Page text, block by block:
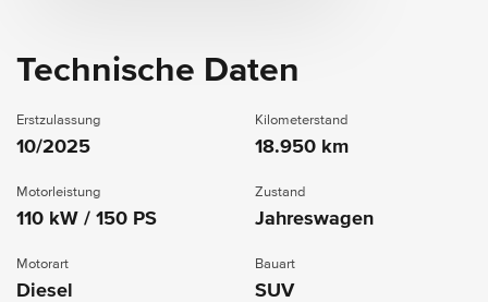
Technische Daten
Erstzulassung
10/2025
Kilometerstand
18.950 km
Motorleistung
110 kW / 150 PS
Zustand
Jahreswagen
Motorart
Diesel
Bauart
SUV